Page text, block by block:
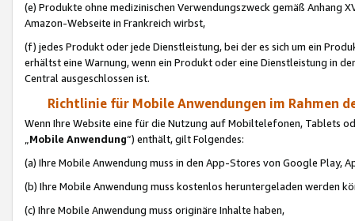
(e) Produkte ohne medizinischen Verwendungszweck gemäß Anhang
Amazon-Webseite in Frankreich wirbst,
(f) jedes Produkt oder jede Dienstleistung, bei der es sich um ein
erhältst eine Warnung, wenn ein Produkt oder eine Dienstleistung in
Central ausgeschlossen ist.
Richtlinie für Mobile Anwendungen im Rahmen
Wenn Ihre Website eine für die Nutzung auf Mobiltelefonen, Tablets
„Mobile Anwendung“) enthält, gilt Folgendes:
(a) Ihre Mobile Anwendung muss in den App-Stores von Google Play,
(b) Ihre Mobile Anwendung muss kostenlos heruntergeladen werden
(c) Ihre Mobile Anwendung muss originäre Inhalte haben,